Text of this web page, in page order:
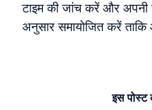
टाइम की जांच करें और अपनी
अनुसार समायोजित करें
इस